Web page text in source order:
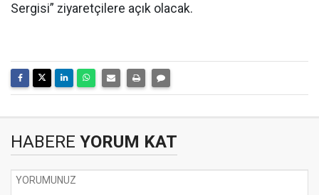
Sergisi” ziyaretçilere açık olacak.
HABERE YORUM KAT